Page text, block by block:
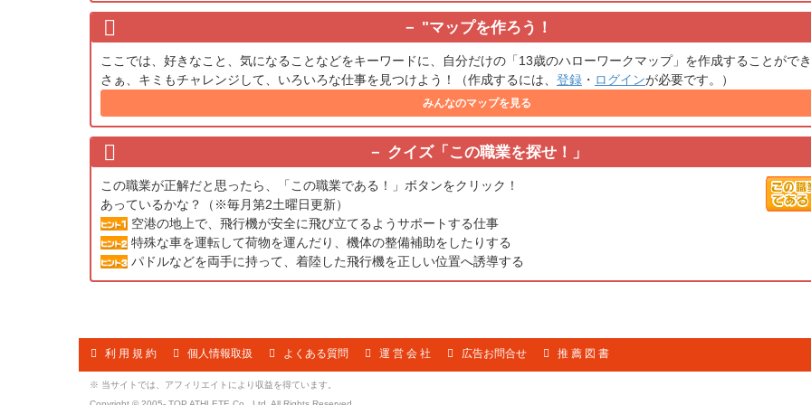
"マップを作ろう！
ここでは、好きなこと、気になることなどをキーワードに、自分だけの「13歳のハローワークマップ」を作成することがで
さぁ、キミもチャレンジして、いろいろな仕事を見つけよう！（作成するには、 登録 ・ ログインが必要です。）
みんなのマップを見る
クイズ「この職業を探せ！」
この職業が正解だと思ったら、「この職業である！」ボタンをクリック！
あっているかな？（※毎月第2土曜日更新）
空港の地上で、飛行機が安全に飛び立てるようサポートする仕事
特殊な車を運転して荷物を運んだり、機体の整備補助をしたりする
パドルなどを両手に持って、着陸した飛行機を正しい位置へ誘導する
利 用 規 約 個人情報取扱 よくある質問 運 営 会 社 広告お問合せ 推 薦 図 書
※ 当サイトでは、アフィリエイトにより収益を得ています。